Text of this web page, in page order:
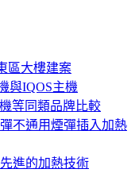
區大樓建案
與IQOS主機
等同類品牌比較
不通用煙彈插入加熱
進的加熱技術